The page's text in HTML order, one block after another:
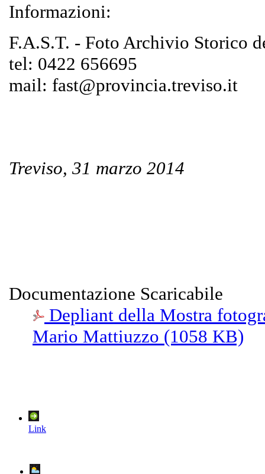
Informazioni:
F.A.S.T. - Foto Archivio Storico
tel: 0422 656695
mail: fast@provincia.treviso.it
Treviso, 31 marzo 2014
Documentazione Scaricabile
Depliant della Mostra
Mario Mattiuzzo (1058 KB)
Link